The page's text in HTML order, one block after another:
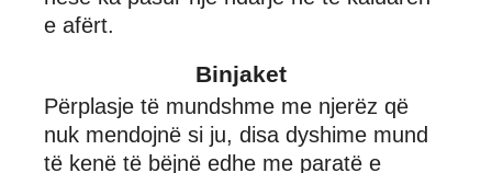
e afërt.
Binjaket
Përplasje të mundshme me njerëz që
nuk mendojnë si ju, disa dyshime mund
të kenë të bëjnë edhe me paratë e